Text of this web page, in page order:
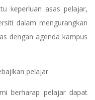
keperluan asas pelajar,
dalam mengurangkan
dengan agenda kampus
pelajar.
berharap pelajar dapat